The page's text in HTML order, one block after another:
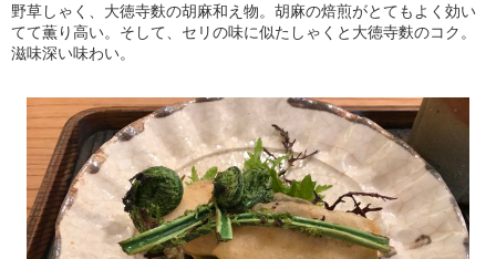
野草しゃく、大徳寺麩の胡麻和え物。胡麻の焙煎がとてもよく効い
てて薫り高い。そして、セリの味に似たしゃくと大徳寺麩のコク。
滋味深い味わい。